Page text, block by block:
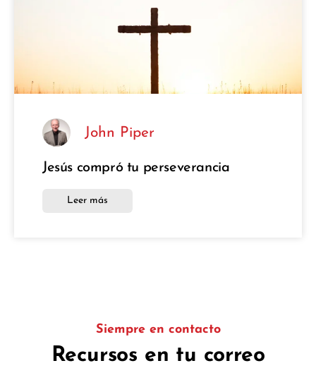
John Piper
Jesús compró tu perseverancia
Leer más
Siempre en contacto
Recursos en tu correo